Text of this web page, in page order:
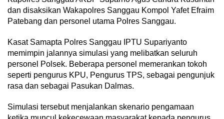
dan disaksikan Wakapolres Sanggau Kompol Yafet Efraim
Patebang dan personel utama Polres Sanggau.
Kasat Samapta Polres Sanggau IPTU Supariyanto
memimpin jalannya simulasi yang melibatkan seluruh
personel Polsek. Beberapa personel memerankan tokoh
seperti pengurus KPU, Pengurus TPS, sebagai pengunjuk
rasa dan sebagai Pasukan Dalmas.
Simulasi tersebut menjalankan skenario pengamaan